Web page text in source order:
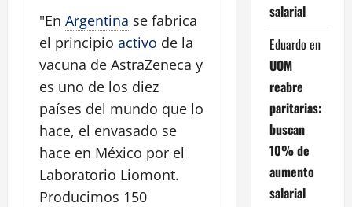
"En Argentina se fabrica
el principio activo de la
vacuna de AstraZeneca y
es uno de los diez
países del mundo que lo
hace, el envasado se
hace en México por el
Laboratorio Liomont.
Producimos 150
salarial
Eduardo en
UOM
reabre
paritarias:
buscan
10% de
aumento
salarial